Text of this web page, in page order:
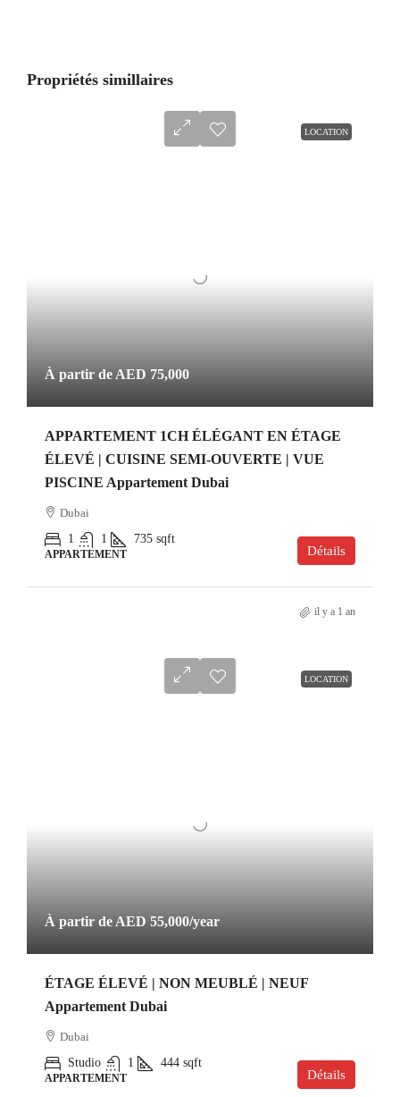
Propriétés simillaires
LOCATION
À partir de AED 75,000
APPARTEMENT 1CH ÉLÉGANT EN ÉTAGE
ÉLEVÉ | CUISINE SEMI-OUVERTE | VUE
PISCINE Appartement Dubai
Dubai
1
1 735 sqft
APPARTEMENT Détails
il y a 1 an
LOCATION
À partir de AED 55,000/year
ÉTAGE ÉLEVÉ | NON MEUBLÉ | NEUF
Appartement Dubai
Dubai
Studio
1 444 sqft
APPARTEMENT Détails